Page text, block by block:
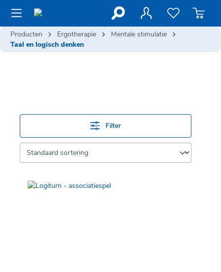
hoofdinhoud
Producten Ergotherapie
Mentale stimulatie
Taal en logisch denken
Filter